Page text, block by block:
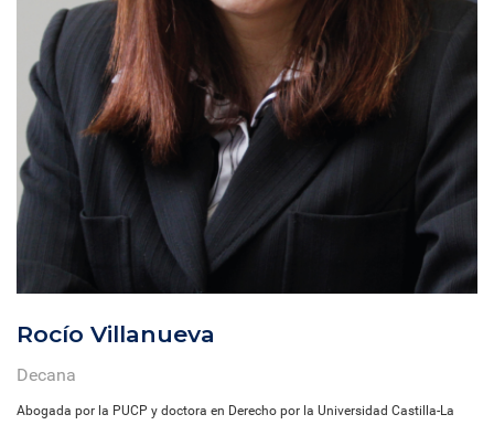
Rocío Villanueva
Decana
Abogada por la PUCP y doctora en Derecho por la Universidad Castilla-La